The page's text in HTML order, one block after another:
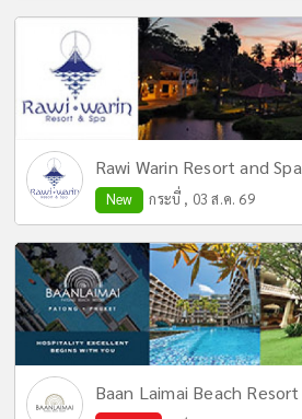
Rawi Warin Resort and Spa
New กระบี่ , 03 ส.ค. 69
Baan Laimai Beach Resort